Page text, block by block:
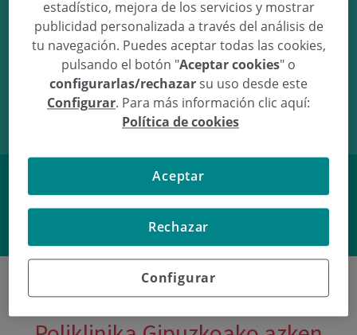
01/02/10 18:48 3.99Kg 52cm
Facebook Twitter
estadístico, mejora de los servicios y mostrar
publicidad personalizada a través del análisis de
tu navegación. Puedes aceptar todas las cookies,
pulsando el botón "Aceptar cookies" o
configurarlas/rechazarsu uso desde este
Configurar. Para más información clic aquí:
Política de cookies
Configurar
Rechazar
Aceptar